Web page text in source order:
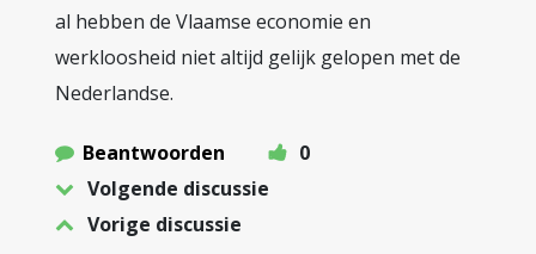
al hebben de Vlaamse economie en
werkloosheid niet altijd gelijk gelopen met de
Nederlandse.
Beantwoorden
0
Volgende discussie
Vorige discussie